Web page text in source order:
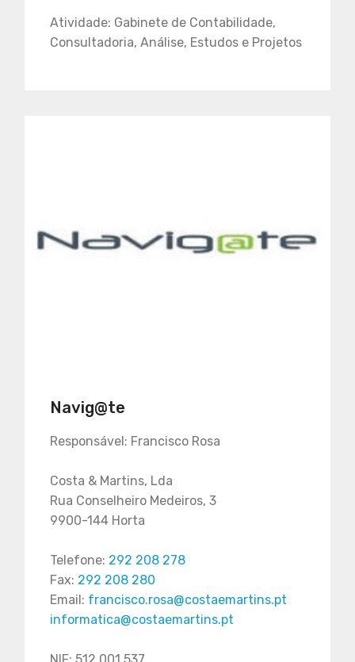
Atividade: Gabinete de Contabilidade,
Consultadoria, Análise, Estudos e Projetos
Navig@te
Responsável: Francisco Rosa
Costa & Martins, Lda
Rua Conselheiro Medeiros, 3
9900-144 Horta
Telefone: 292 208 278
Fax: 292 208 280
Email: francisco.rosa@costaemartins.pt
informatica@costaemartins.pt